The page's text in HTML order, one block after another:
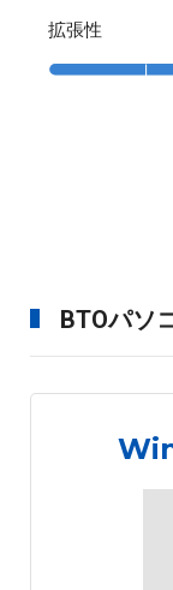
拡張性
BTOパソ